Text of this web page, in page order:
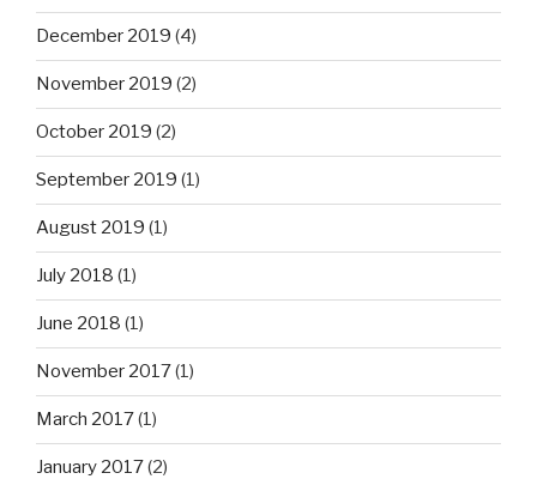
December 2019 (4)
November 2019 (2)
October 2019 (2)
September 2019 (1)
August 2019 (1)
July 2018 (1)
June 2018 (1)
November 2017(1)
March 2017(1)
January 2017(2)